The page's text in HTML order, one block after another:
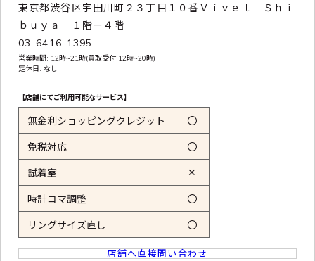
東京都渋谷区宇田川町２３丁目１０番Ｖｉｖｅｌ Ｓｈｉ
ｂｕｙａ １階ー４階
03-6416-1395
営業時間: 12時~21時(買取受付:12時~20時)
定休日: なし
【店舗にてご利用可能なサービス】
無金利ショッピングクレジット 〇
免税対応 〇
試着室 ✕
時計コマ調整 〇
リングサイズ直し 〇
店舗へ直接問い合わせ